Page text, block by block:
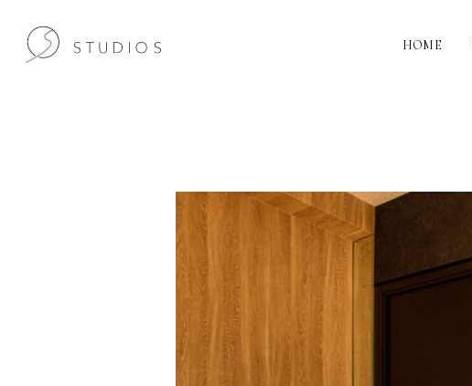
HOME